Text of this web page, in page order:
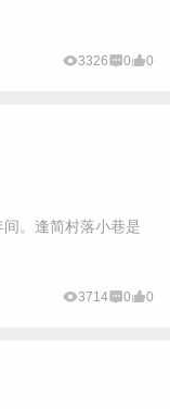
3326 0 0
。逢简村落小巷是
3714 0 0